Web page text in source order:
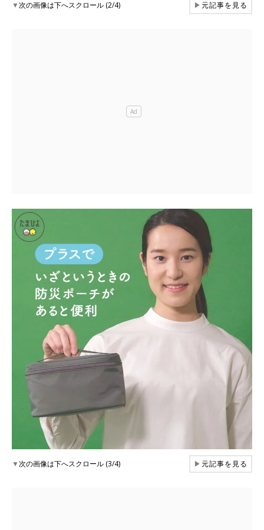
▼次の画像は下へスクロール (2/4) ▶元記事を見る
▼次の画像は下へスクロール (3/4) ▶元記事を見る